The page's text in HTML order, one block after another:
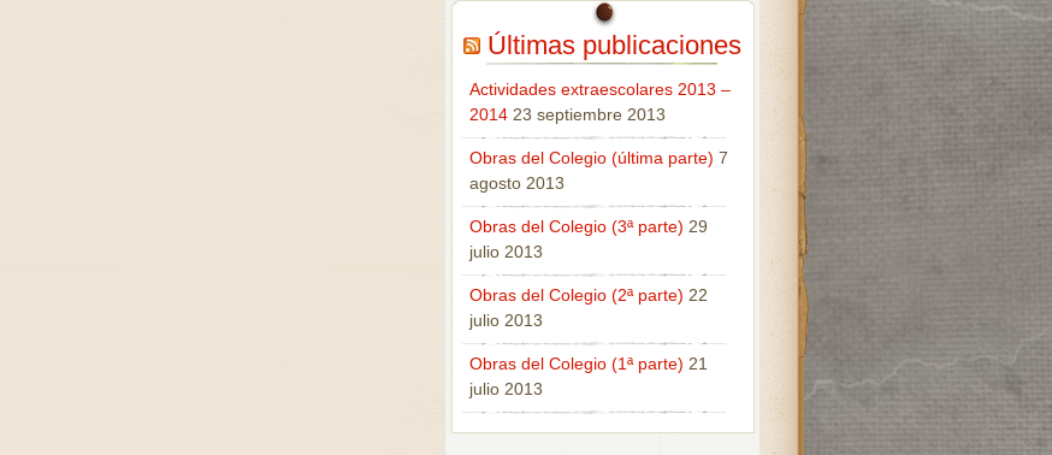
Últimas publicaciones
Actividades extraescolares 2013 –
2014 23 septiembre 2013
Obras del Colegio (última parte) 7
agosto 2013
Obras del Colegio (3ª parte) 29
julio 2013
Obras del Colegio (2ª parte) 22
julio 2013
Obras del Colegio (1ª parte) 21
julio 2013